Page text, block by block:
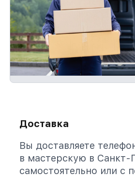
Доставка
Вы доставляете
в мастерскую в Санкт-
самостоятельно или с